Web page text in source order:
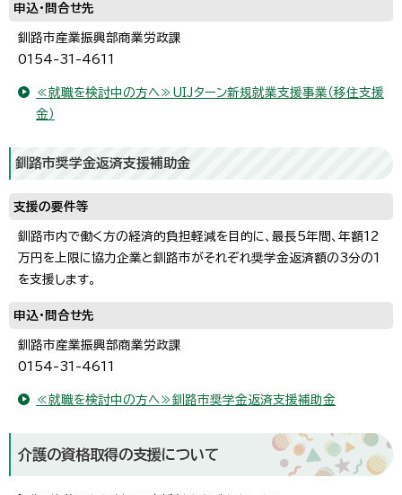
申込・問合せ先
釧路市産業振興部商業労政課
0154-31-4611
≪就職を検討中の方へ≫UIJターン新規就業支援事業（移住支援
金）
釧路市奨学金返済支援補助金
支援の要件等
釧路市内で働く方の経済的負担軽減を目的に、最長5年間、年額12
万円を上限に協力企業と釧路市がそれぞれ奨学金返済額の3分の1
を支援します。
申込・問合せ先
釧路市産業振興部商業労政課
0154-31-4611
≪就職を検討中の方へ≫釧路市奨学金返済支援補助金
介護の資格取得の支援について